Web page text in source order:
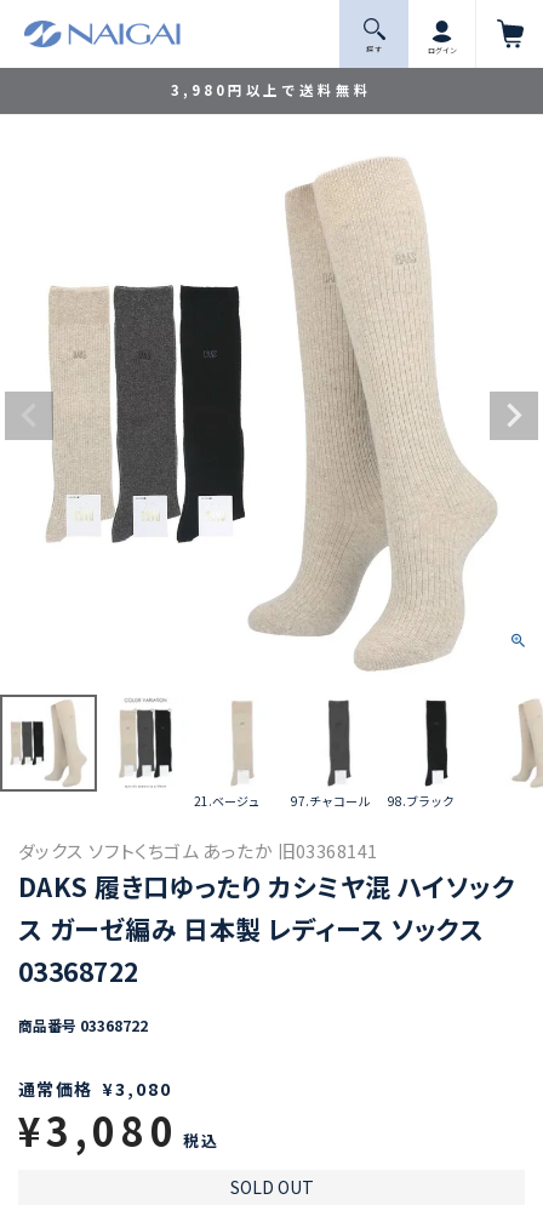
3,980円以上で送料無料
探 す ログイン
21.ベージュ 97.チャコール 98.ブラック
ダックス ソフトくちゴム あったか 旧03368141
DAKS 履き口ゆったり カシミヤ混 ハイソック
ス ガーゼ編み 日本製 レディース ソックス
03368722
商品番号 03368722
通常価格 ¥3,080
¥3,080 税込
SOLD OUT